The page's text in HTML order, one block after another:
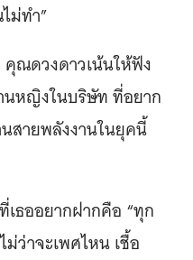
ม่ทำ”
ณดวงดาวเน้นให้ฟัง
นหญิงในบริษัท ที่อยาก
สายพลังงานในยุคนี้
เธออยากฝากคือ “ทุก
ว่าจะเพศไหน เชื้อ